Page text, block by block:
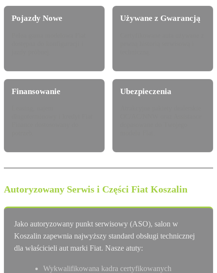
Pojazdy Nowe Używane z Gwarancją
Finansowanie Ubezpieczenia
Autoryzowany Serwis i Części Fiat Koszalin
Jako autoryzowany punkt serwisowy (ASO), salon w
Koszalin zapewnia najwyższy standard obsługi technicznej
dla właścicieli aut marki Fiat. Nasze atuty:
Wykwalifikowana kadra certyfikowanych